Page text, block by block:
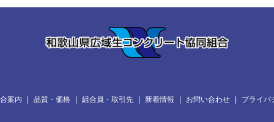
案内 品質・価格 組合員・取引先 新着情報 お問い合わせ プライバ